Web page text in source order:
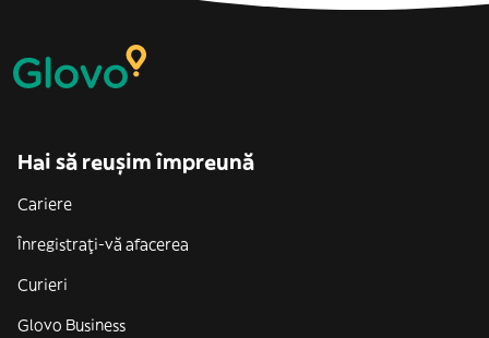
Hai să reușim împreună
Cariere
Înregistrați-vă afacerea
Curieri
Glovo Business